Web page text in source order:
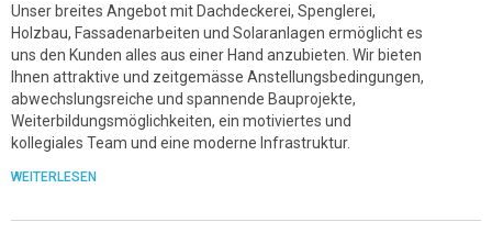
Unser breites Angebot mit Dachdeckerei, Spenglerei,
Holzbau, Fassadenarbeiten und Solaranlagen ermöglicht es
uns den Kunden alles aus einer Hand anzubieten. Wir bieten
Ihnen attraktive und zeitgemässe Anstellungsbedingungen,
abwechslungsreiche und spannende Bauprojekte,
Weiterbildungsmöglichkeiten, ein motiviertes und
kollegiales Team und eine moderne Infrastruktur.
WEITERLESEN